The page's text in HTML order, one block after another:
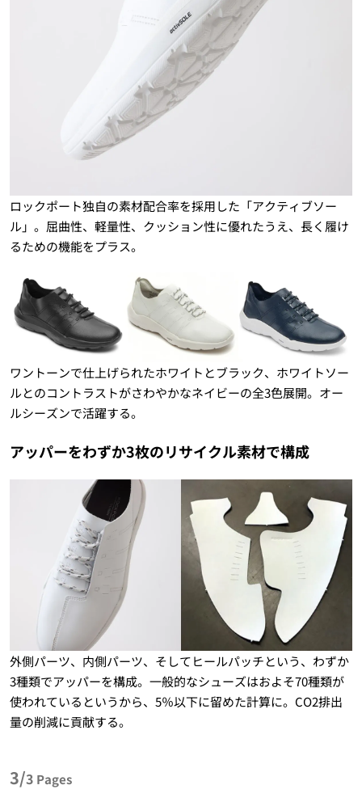
ロックポート独自の素材配合率を採用した「アクティブソー
ル」。屈曲性、軽量性、クッション性に優れたうえ、長く履け
るための機能をプラス。
ワントーンで仕上げられたホワイトとブラック、ホワイトソー
ルとのコントラストがさわやかなネイビーの全3色展開。オー
ルシーズンで活躍する。
アッパーをわずか3枚のリサイクル素材で構成
外側パーツ、内側パーツ、そしてヒールパッチという、わずか
3種類でアッパーを構成。一般的なシューズはおよそ70種類が
使われているというから、5％以下に留めた計算に。CO2排出
量の削減に貢献する。
3/3 Pages